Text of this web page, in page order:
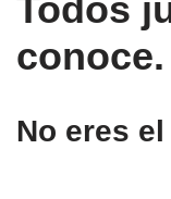
Todos
conoce.
No eres